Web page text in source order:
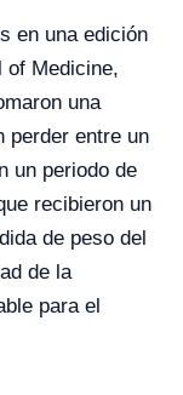
en una edición
of Medicine,
una
perder entre un
un periodo de
recibieron un
de peso del
de la
para el